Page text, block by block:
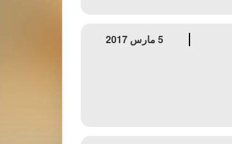
5 مارس 2017